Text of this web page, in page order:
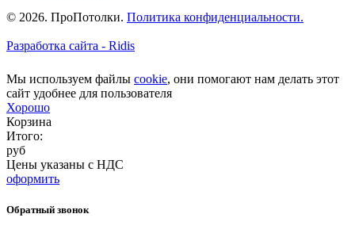
© 2026. ПроПотолки. Политика конфиденциальности.
Разработка сайта - Ridis
Мы используем файлы cookie, они помогают нам делать этот
сайт удобнее для пользователя
Хорошо
Корзина
Итого:
руб
Цены указаны с НДС
оформить
Обратный звонок